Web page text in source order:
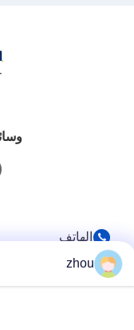
الهاتف
zhou